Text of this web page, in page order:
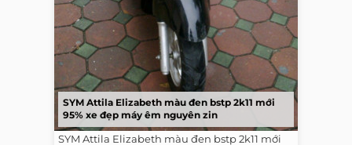
SYM Attila Elizabeth màu đen bstp 2k11 mới
95% xe đẹp máy êm nguyên zin
SYM Attila Elizabeth màu đen bstp 2k11 mới